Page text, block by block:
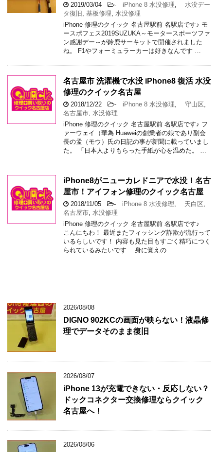
2019/03/04 - iPhone 8 水没修理
水没デー
タ復旧 基板修理
水没修理
iPhone 修理のクイック 名古屋駅前 名駅店です♪ モ
ースポフェス2019SUZUKA～モータースポーツファ
ン感謝デー～が鈴鹿サーキットで開催されました
ね。 F1やフォーミュラーカーは好きなんです …
名古屋市 洗濯機で水没 iPhone8 復活 水没
修理のクイック名古屋
2018/12/22 - iPhone 8 水没修理 守山区
名古屋市 水没修理
iPhone 修理のクイック 名古屋駅前 名駅店です♪ フ
ァーウェイ（華為 Huaweiの創業者の娘であり副会
長の孟（モウ）氏の日記の事が新聞に載っていまし
た。 「日本人よりもらった手紙が心を温めた。 …
iPhone8がニューカレドニアで水没！名古
屋市！アイフォン修理のクイック名古屋
2018/11/05 - iPhone 8 水没修理 天白区
名古屋市 水没修理
iPhone 修理のクイック 名古屋駅前 名駅店です♪
こんにちわ！ 最近またフィッシング詐欺が流行って
いるらしいです！ 内容も見た目もすごく精巧につく
られているみたいです… 身に覚えの …
2026/08/08
DIGNO 902KCの画面が映らない！液晶修
理でデータそのまま復旧
2026/08/07
iPhone 13が充電できない・反応しない？
ドックコネクター交換修理ならクイック
名古屋へ！
2026/08/06